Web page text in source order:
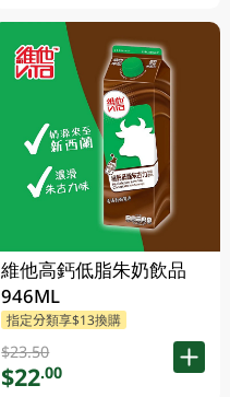
維他高鈣低脂朱奶飲品
946ML
指定分類享$13換購
$23.50
$22.00